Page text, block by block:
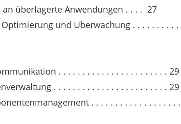
überlagerte Anwendungen . . . . 27
und Uberwachung . . . . . . . . . .
. . . . . . . . . . . . . . . . . . . . . . . 29
. . . . . . . . . . . . . . . . . . . . . . . . 29
. . . . . . . . . . . . . . . . . . .